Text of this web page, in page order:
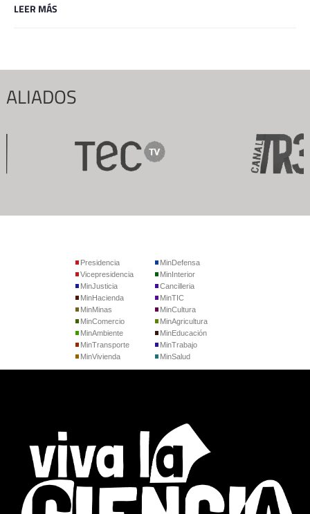
LEER MÁS
ALIADOS
Presidencia
Vicepresidencia
MinJusticia
MinDefensa
MinInterior
Cancilleria
MinHacienda
MinMinas
MinComercio
MinTIC
MinCultura
MinAgricultura
MinAmbiente
MinTransporte
MinVivienda
MinEducación
MinTrabajo
MinSalud